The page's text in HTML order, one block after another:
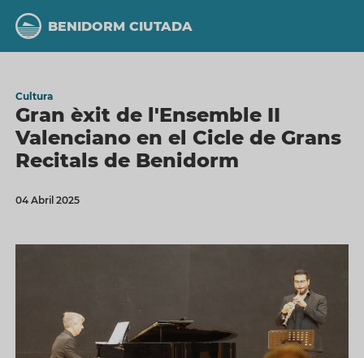
contingut
BENIDORM CIUTADA
Cultura
Gran èxit de l'Ensemble II
Valenciano en el Cicle de Grans
Recitals de Benidorm
04 Abril 2025